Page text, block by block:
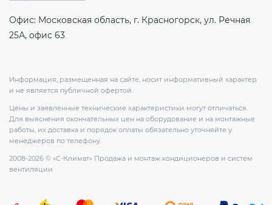
Офис: Московская область, г. Красногорск, ул. Речная
25А, офис 63
Информация, размещенная на сайте, носит информативный характер
и не является публичной офертой.
Цены и заявленные технические характеристики могут отличаться.
Для выяснения окончательных цен на оборудование и на монтажные
работы, их доставка и порядок оплаты обязательно уточняйте у
менеджеров по телефону.
2008-2026 © «С-Климат» Продажа и монтаж кондиционеров и систем
вентиляции